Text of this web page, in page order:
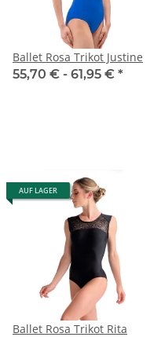
Ballet Rosa Trikot Justine
55,70 € - 61,95 € *
AUF LAGER
Ballet Rosa Trikot Rita